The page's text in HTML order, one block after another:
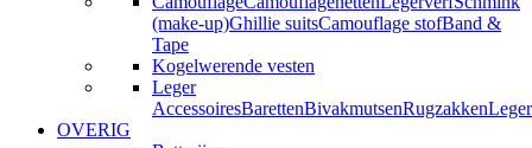
(make-up)Ghillie suitsCamouflage stofBand &
Tape
Kogelwerende vesten
Leger
AccessoiresBarettenBivakmutsenRugzakken
OVERIG